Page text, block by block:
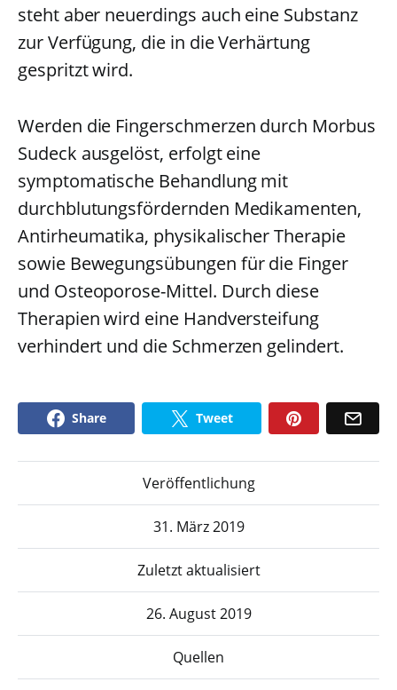
steht aber neuerdings auch eine Substanz
zur Verfügung, die in die Verhärtung
gespritzt wird.
Werden die Fingerschmerzen durch Morbus
Sudeck ausgelöst, erfolgt eine
symptomatische Behandlung mit
durchblutungsfördernden Medikamenten,
Antirheumatika, physikalischer Therapie
sowie Bewegungsübungen für die Finger
und Osteoporose-Mittel. Durch diese
Therapien wird eine Handversteifung
verhindert und die Schmerzen gelindert.
Share Tweet
Veröffentlichung
31. März 2019
Zuletzt aktualisiert
26. August 2019
Quellen